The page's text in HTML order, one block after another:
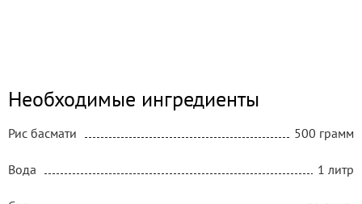
Необходимые ингредиенты
Рис басмати 500 грамм
Вода 1 литр